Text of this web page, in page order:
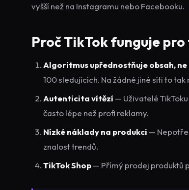
vyšší než na Instagramu nebo Facebooku.
Proč TikTok funguje
Algoritmus upřednostňuje obsah,
100 sledujících. Na žádné jiné síti to tak
Autenticita vítězí— Uživatelé
často lépe než profi reklamy.
Nízké náklady na produkci —
znalost trendů.
TikTok Shop— Přímý prodej produktů